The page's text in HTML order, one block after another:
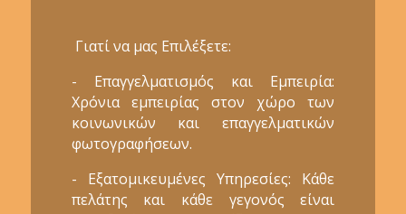
Γιατί να μας Επιλέξετε:
- Επαγγελματισμός και Εμπειρία:
Χρόνια εμπειρίας στον χώρο των
κοινωνικών και επαγγελματικών
φωτογραφήσεων.
- Εξατομικευμένες Υπηρεσίες: Κάθε
πελάτης και κάθε γεγονός είναι